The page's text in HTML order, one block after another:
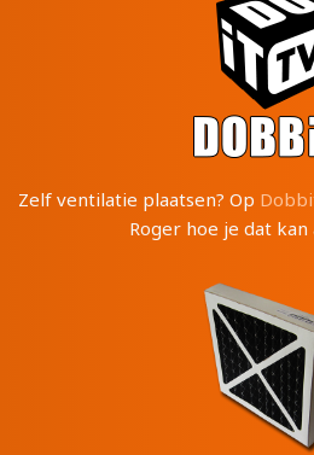
Zelf ventilatie plaatsen? Op
Roger hoe je dat kan